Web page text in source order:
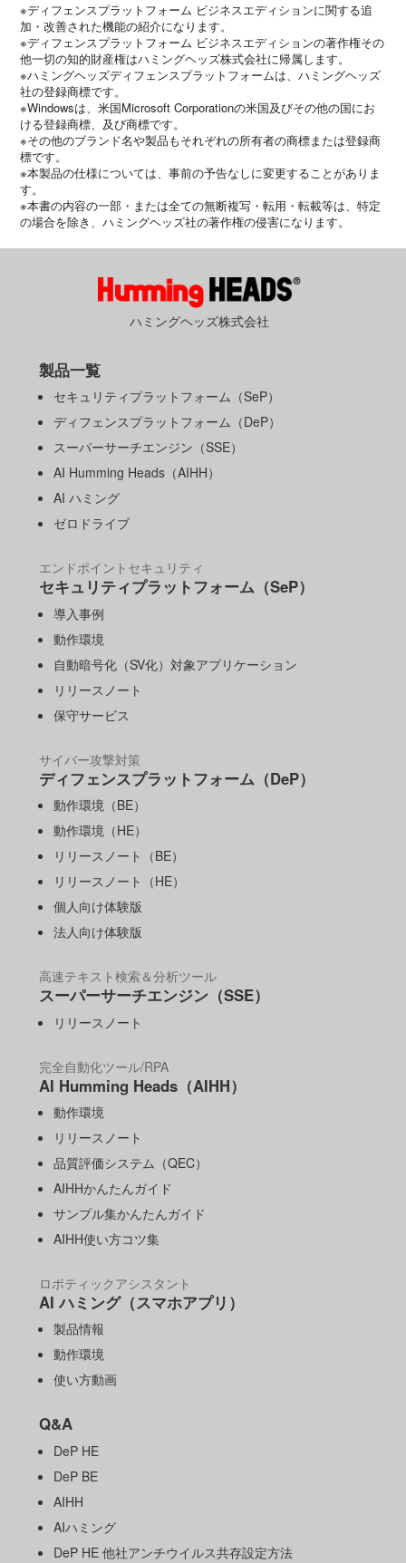
※ディフェンスプラットフォーム ビジネスエディションに関する追
加・改善された機能の紹介になります。
※ディフェンスプラットフォーム ビジネスエディションの著作権その
他一切の知的財産権はハミングヘッズ株式会社に帰属します。
※ハミングヘッズディフェンスプラットフォームは、ハミングヘッズ
社の登録商標です。
※Windowsは、米国Microsoft Corporationの米国及びその他の国にお
ける登録商標、及び商標です。
※その他のブランド名や製品もそれぞれの所有者の商標または登録商
標です。
※本製品の仕様については、事前の予告なしに変更することがありま
す。
※本書の内容の一部・または全ての無断複写・転用・転載等は、特定
の場合を除き、ハミングヘッズ社の著作権の侵害になります。
ハミングヘッズ株式会社
製品一覧
セキュリティプラットフォーム（SeP）
ディフェンスプラットフォーム（DeP）
スーパーサーチエンジン（SSE）
AI Humming Heads（AIHH）
AI ハミング
ゼロドライブ
エンドポイントセキュリティ
セキュリティプラットフォーム（SeP）
導入事例
動作環境
自動暗号化（SV化）対象アプリケーション
リリースノート
保守サービス
サイバー攻撃対策
ディフェンスプラットフォーム（DeP）
動作環境（BE）
動作環境（HE）
リリースノート（BE）
リリースノート（HE）
個人向け体験版
法人向け体験版
高速テキスト検索＆分析ツール
スーパーサーチエンジン（SSE）
リリースノート
完全自動化ツール/RPA
AI Humming Heads（AIHH）
動作環境
リリースノート
品質評価システム（QEC）
AIHHかんたんガイド
サンプル集かんたんガイド
AIHH使い方コツ集
ロボティックアシスタント
AI ハミング（スマホアプリ）
製品情報
動作環境
使い方動画
Q&A
DeP HE
DeP BE
AIHH
AIハミング
DeP HE 他社アンチウイルス共存設定方法